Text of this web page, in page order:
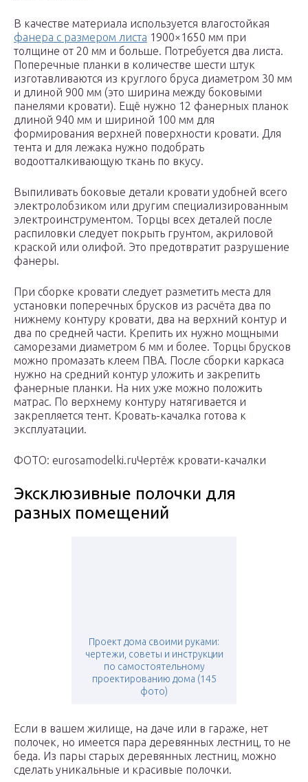
В качестве материала используется влагостойкая
фанера с размером листа 1900×1650 мм при
толщине от 20 мм и больше. Потребуется два листа.
Поперечные планки в количестве шести штук
изготавливаются из круглого бруса диаметром 30 мм
и длиной 900 мм (это ширина между боковыми
панелями кровати). Ещё нужно 12 фанерных планок
длиной 940 мм и шириной 100 мм для
формирования верхней поверхности кровати. Для
тента и для лежака нужно подобрать
водоотталкивающую ткань по вкусу.
Выпиливать боковые детали кровати удобней всего
электролобзиком или другим специализированным
электроинструментом. Торцы всех деталей после
распиловки следует покрыть грунтом, акриловой
краской или олифой. Это предотвратит разрушение
фанеры.
При сборке кровати следует разметить места для
установки поперечных брусков из расчёта два по
нижнему контуру кровати, два на верхний контур и
два по средней части. Крепить их нужно мощными
саморезами диаметром 6 мм и более. Торцы брусков
можно промазать клеем ПВА. После сборки каркаса
нужно на средний контур уложить и закрепить
фанерные планки. На них уже можно положить
матрас. По верхнему контуру натягивается и
закрепляется тент. Кровать-качалка готова к
эксплуатации.
ФОТО: eurosamodelki.ruЧертёж кровати-качалки
Эксклюзивные полочки для
разных помещений
Проект дома своими руками:
чертежи, советы и инструкции
по самостоятельному
проектированию дома (145
фото)
Если в вашем жилище, на даче или в гараже, нет
полочек, но имеется пара деревянных лестниц, то не
беда. Из пары старых деревянных лестниц, можно
сделать уникальные и красивые полочки.